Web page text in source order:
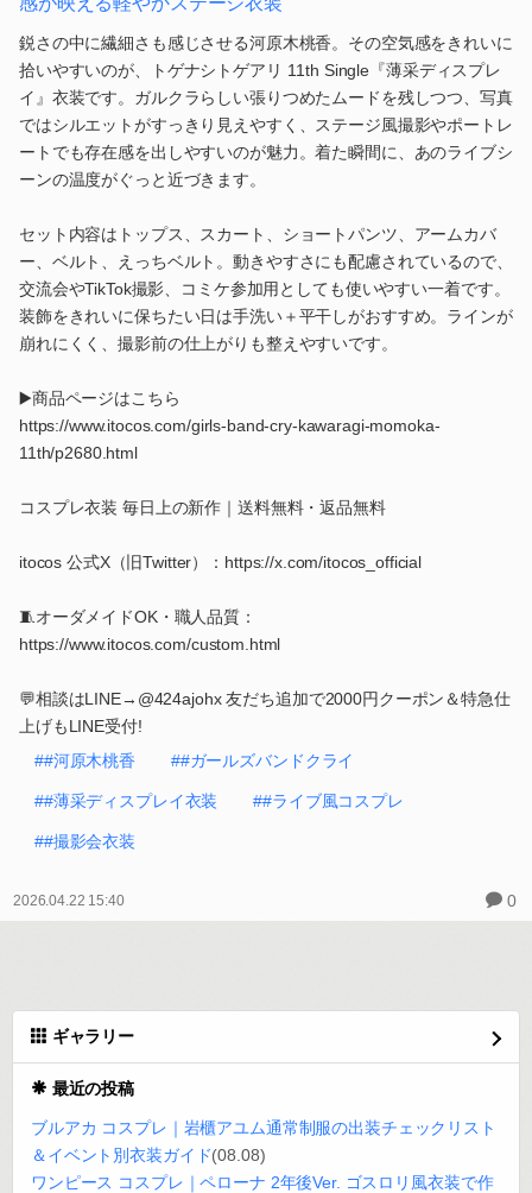
鋭さの中に繊細さも感じさせる河原木桃香。その空気感をきれいに
拾いやすいのが、トゲナシトゲアリ 11th Single『薄采ディスプレ
イ』衣装です。ガルクラらしい張りつめたムードを残しつつ、写真
ではシルエットがすっきり見えやすく、ステージ風撮影やポートレ
ートでも存在感を出しやすいのが魅力。着た瞬間に、あのライブシ
ーンの温度がぐっと近づきます。
セット内容はトップス、スカート、ショートパンツ、アームカバ
ー、ベルト、えっちベルト。動きやすさにも配慮されているので、
交流会やTikTok撮影、コミケ参加用としても使いやすい一着です。
装飾をきれいに保ちたい日は手洗い＋平干しがおすすめ。ラインが
崩れにくく、撮影前の仕上がりも整えやすいです。
▶️商品ページはこちら
https://www.itocos.com/girls-band-cry-kawaragi-momoka-
11th/p2680.html
コスプレ衣装 毎日上の新作｜送料無料・返品無料
itocos 公式X（旧Twitter）：https://x.com/itocos_official
🧵オーダメイドOK・職人品質：
https://www.itocos.com/custom.html
💬相談はLINE→@424ajohx 友だち追加で2000円クーポン＆特急仕
上げもLINE受付!
##河原木桃香
##ガールズバンドクライ
##薄采ディスプレイ衣装 ##ライブ風コスプレ
##撮影会衣装
2026.04.22 15:40 0
ギャラリー
最近の投稿
ブルアカ コスプレ｜岩櫃アユム通常制服の出装チェックリスト
＆イベント別衣装ガイド(08.08)
ワンピース コスプレ｜ペローナ 2年後Ver. ゴスロリ風衣装で作